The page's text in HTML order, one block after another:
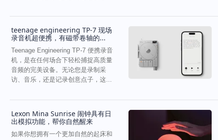
teenage engineering TP-7 现场
录音机超便携，有磁带卷轴的...
Teenage Engineering TP-7 便携录音
机，是在任何场合下轻松捕捉高质量
音频的完美设备。无论您是录制采
访、音乐，还是记录创意点子，这...
Lexon Mina Sunrise 闹钟具有日
出模拟功能，帮你自然醒来
如果你想拥有一个更加自然的起床和